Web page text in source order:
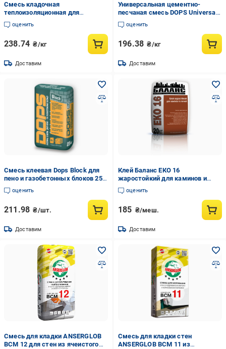
Смесь кладочная
теплоизоляционная для
керамоблока DOPS Brick 20 кг
оценить
238.74 ₴/кг
Доставим
Универсальная цементно-
песчаная смесь DOPS Universal
25 кг
оценить
196.38 ₴/кг
Доставим
Cмесь клеевая Dops Block для
пено и газобетонных блоков 25
кг (PPUA79444)
оценить
211.98 ₴/шт.
Доставим
Клей Баланс ЕКО 16
жаростойкий для каминов и
печей 5 кг (23678581)
оценить
185 ₴/меш.
Доставим
Смесь для кладки ANSERGLOB
BCМ 12 для стен из ячеистого
Смесь для кладки стен
ANSERGLOB BCM 11 из